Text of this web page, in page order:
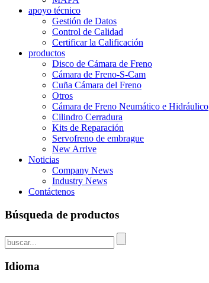
apoyo técnico
Gestión de Datos
Control de Calidad
Certificar la Calificación
productos
Disco de Cámara de Freno
Cámara de Freno-S-Cam
Cuña Cámara del Freno
Otros
Cámara de Freno Neumático e Hidráulico
Cilindro Cerradura
Kits de Reparación
Servofreno de embrague
New Arrive
Noticias
Company News
Industry News
Contáctenos
Búsqueda de productos
Idioma